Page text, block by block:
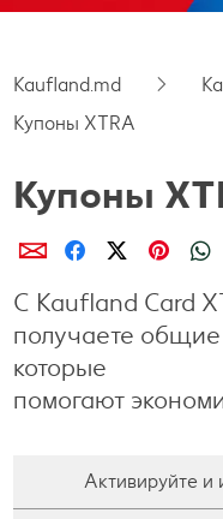
Свободное время
Kaufland.md
Купоны XTRA
Купоны
ПоделиcьПоделиcь
Поделиcь
С Kaufland Card
получаете
которые
помогают
Активируйте и